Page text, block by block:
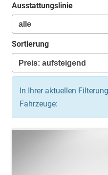
Ausstattungslinie
Sortierung
In Ihrer aktuellen
Fahrzeuge: